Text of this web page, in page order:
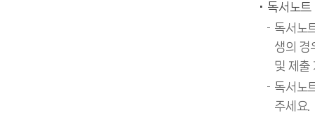
독서노트
독서노
생의 경
및 제출
독서노
주세요.